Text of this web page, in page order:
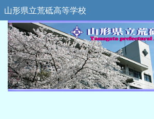
山形県立荒砥高等学校